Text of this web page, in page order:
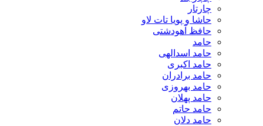
چارتار
حاشا و پویا تات لاو
حافظ آهودشتی
حامد
حامد اسدالهی
حامد اکبری
حامد برادران
حامد بهروزی
حامد پهلان
حامد حاتم
حامد دلان